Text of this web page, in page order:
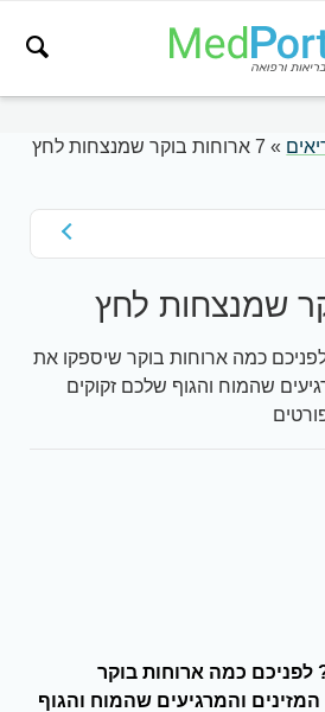
» 7 ארוחות בוקר שמנצחות לחץ
כמה ארוחות בוקר שיספקו את
שהמוח והגוף שלכם זקוקים
כמה ארוחות בוקר
והמרגיעים שהמוח והגוף